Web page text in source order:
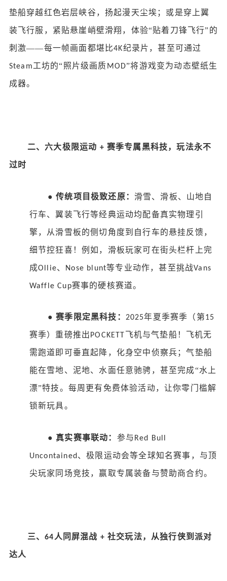
垫船穿越红色岩层峡谷，扬起漫天尘埃；或是穿上翼
装飞行服，紧贴悬崖峭壁滑翔，体验“贴着刀锋飞行”的
刺激——每一帧画面都堪比4K纪录片，甚至可通过
Steam工坊的“照片级画质MOD”将游戏变为动态壁纸生
成器。
二、六大极限运动 + 赛季专属黑科技，玩法永不
过时
● 传统项目极致还原： 滑雪、滑板、山地自
行车、翼装飞行等经典运动均配备真实物理引
擎，从滑雪板的侧切角度到自行车的悬挂反馈，
细节控狂喜！例如，滑板玩家可在街头栏杆上完
成Ollie、 Nose blunt等专业动作，甚至挑战Vans
Waffle Cup赛事的硬核赛道。
● 赛季限定黑科技： 2025年夏季赛季（第15
赛季）重磅推出POCKETT 飞机与气垫船！飞机无
需跑道即可垂直起降，化身空中侦察兵；气垫船
能在雪地、泥地、水面任意驰骋，甚至完成“水上
漂”特技。每周更有免费体验活动，让你零门槛解
锁新玩具。
● 真实赛事联动： 参与 Red Bull
Uncontained 、极限运动会等全球知名赛事，与顶
尖玩家同场竞技，赢取专属装备与赞助商合约。
三、64 人同屏混战 +社交玩法，从独行侠到派对
达人